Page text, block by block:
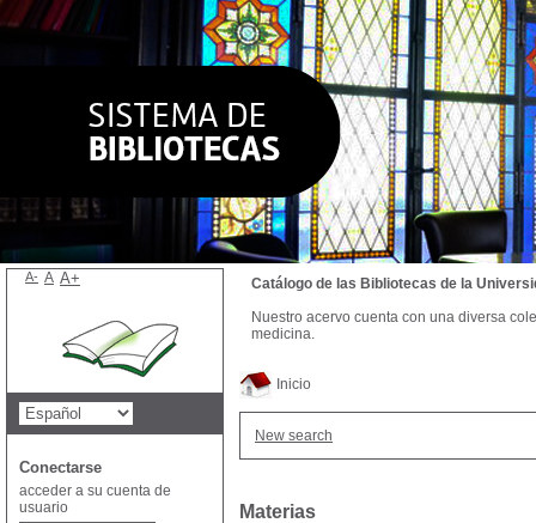
Inicio
New search
Materias
Catálogo de las Bibliotecas de la
Nuestro acervo cuenta con una diversa
medicina.
A- A A+
Conectarse
acceder a su cuenta de
usuario